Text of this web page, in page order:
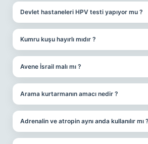
Devlet hastaneleri HPV testi yapıyor mu ?
Kumru kuşu hayırlı mıdır ?
Avene İsrail malı mı ?
Arama kurtarmanın amacı nedir ?
Adrenalin ve atropin aynı anda kullanılır mı ?